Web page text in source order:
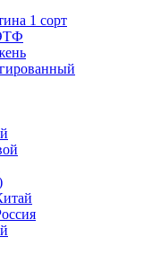
1 сорт